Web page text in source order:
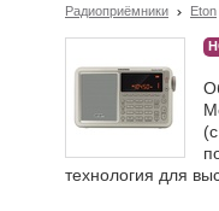
Радиоприёмники Eton
технология для